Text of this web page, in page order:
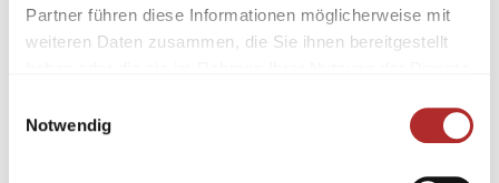
Partner führen diese Informationen möglicherweise mit
weiteren Daten zusammen, die Sie ihnen bereitgestellt
Notwendig